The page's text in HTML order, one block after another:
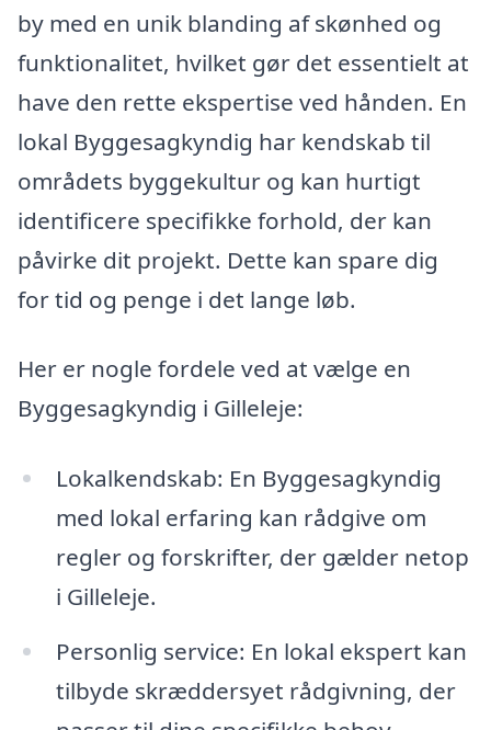
by med en unik blanding af skønhed og
funktionalitet, hvilket gør det essentielt at
have den rette ekspertise ved hånden. En
lokal Byggesagkyndig har kendskab til
områdets byggekultur og kan hurtigt
identificere specifikke forhold, der kan
påvirke dit projekt. Dette kan spare dig
for tid og penge i det lange løb.
Her er nogle fordele ved at vælge en
Byggesagkyndig i Gilleleje:
Lokalkendskab: En Byggesagkyndig
med lokal erfaring kan rådgive om
regler og forskrifter, der gælder netop
i Gilleleje.
Personlig service: En lokal ekspert kan
tilbyde skræddersyet rådgivning, der